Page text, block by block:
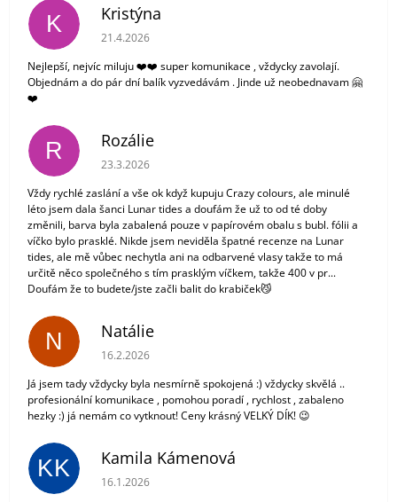
K Kristýna
Hodnocení obchodu je 5 z 5 hvězdiček.
21.4.2026
Nejlepší, nejvíc miluju ❤️❤️ super komunikace , vždycky zavolají.
Objednám a do pár dní balík vyzvedávám . Jinde už neobednavam 🤗
❤️
R Rozálie
Hodnocení obchodu je 3 z 5 hvězdiček.
23.3.2026
Vždy rychlé zaslání a vše ok když kupuju Crazy colours, ale minulé
léto jsem dala šanci Lunar tides a doufám že už to od té doby
změnili, barva byla zabalená pouze v papírovém obalu s bubl. fólii a
víčko bylo prasklé. Nikde jsem neviděla špatné recenze na Lunar
tides, ale mě vůbec nechytla ani na odbarvené vlasy takže to má
určitě něco společného s tím prasklým víčkem, takže 400 v pr...
Doufám že to budete/jste začli balit do krabiček😼
N Natálie
Hodnocení obchodu je 5 z 5 hvězdiček.
16.2.2026
Já jsem tady vždycky byla nesmírně spokojená :) vždycky skvělá ..
profesionální komunikace , pomohou poradí , rychlost , zabaleno
hezky :) já nemám co vytknout! Ceny krásný VELKÝ DÍK! 😉
KK Kamila Kámenová
Hodnocení obchodu je 5 z 5 hvězdiček.
16.1.2026